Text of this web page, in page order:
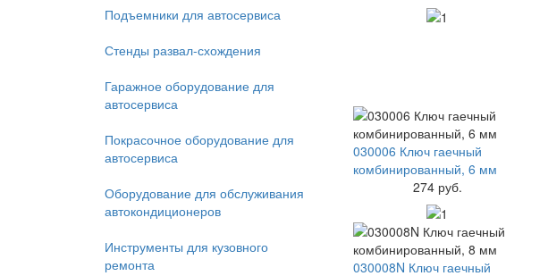
Подъемники для автосервиса
Стенды развал-схождения
Гаражное оборудование для
автосервиса
Покрасочное оборудование для
автосервиса
Оборудование для обслуживания
автокондиционеров
Инструменты для кузовного
ремонта
030006 Ключ гаечный
комбинированный, 6 мм
274 руб.
030008N Ключ гаечный